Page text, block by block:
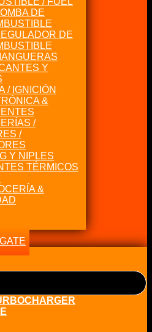
DE
DE
Y
/ IGNICIÓN
&
/
/
Y NIPLES
TÉRMICOS
&